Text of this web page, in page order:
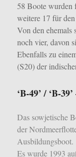
58 Boote wurden
weitere 17 für
Von den ehemals
noch vier, davon
Ebenfalls zu
(S20) der
‘B-49’ / ‘B-
Das sowjetische
der
Ausbildungsboot.
Es wurde 1993